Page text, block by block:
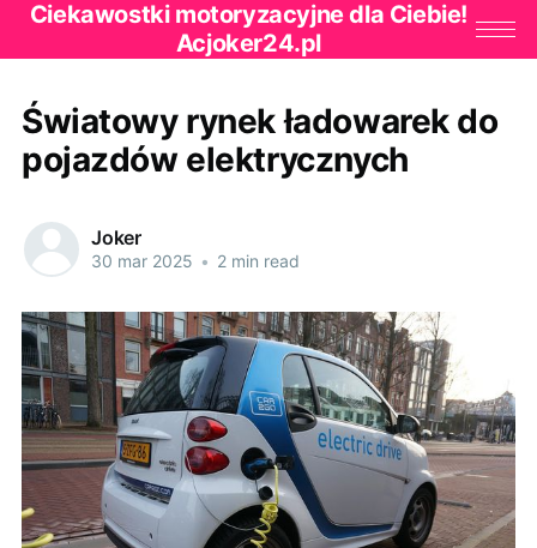
Ciekawostki motoryzacyjne dla Ciebie!
Acjoker24.pl
Światowy rynek ładowarek do
pojazdów elektrycznych
Joker
30 mar 2025 • 2 min read